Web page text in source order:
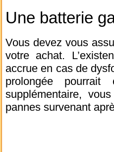
Une batterie
Vous devez vous
votre achat.
accrue en cas de
prolongée pourrait
supplémentaire,
pannes survenant